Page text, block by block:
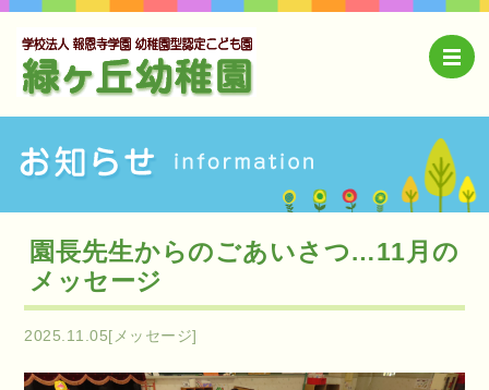
園長先生からのごあいさつ…11月の
メッセージ
2025.11.05[メッセージ]